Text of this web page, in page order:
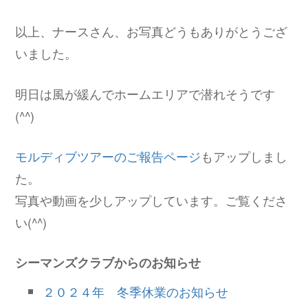
以上、ナースさん、お写真どうもありがとうござ
いました。
明日は風が緩んでホームエリアで潜れそうです
(^^)
モルディブツアーのご報告ページもアップしまし
た。
写真や動画を少しアップしています。ご覧くださ
い(^^)
シーマンズクラブからのお知らせ
２０２４年 冬季休業のお知らせ